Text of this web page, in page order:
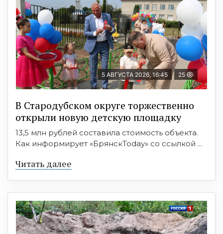
5 АВГУСТА 2026, 16:45 25
В Стародубском округе торжественно
открыли новую детскую площадку
13,5 млн рублей составила стоимость объекта.
Как информирует «БрянскToday» со ссылкой ...
Читать далее